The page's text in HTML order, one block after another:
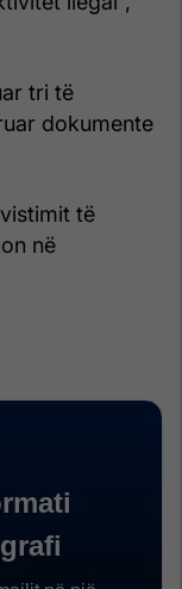
tri të
dokumente
të
në